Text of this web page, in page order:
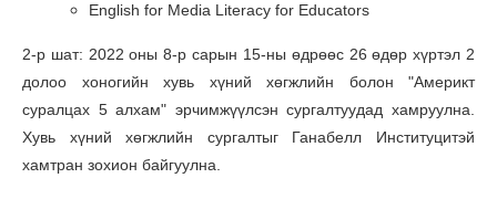
English for Media Literacy for Educators
2-р шат: 2022 оны 8-р сарын 15-ны өдрөөс 26 өдөр хүртэл 2
долоо хоногийн хувь хүний хөгжлийн болон "Америкт
суралцах 5 алхам" эрчимжүүлсэн сургалтуудад хамруулна.
Хувь хүний хөгжлийн сургалтыг Ганабелл Институцитэй
хамтран зохион байгуулна.